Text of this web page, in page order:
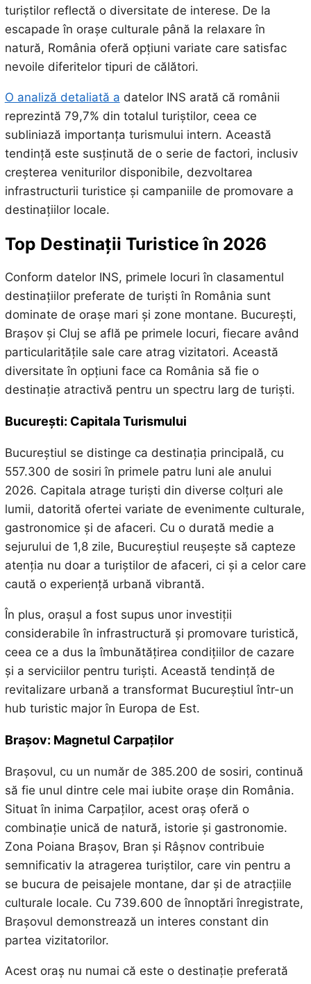
turiștilor reflectă o diversitate de interese. De la
escapade în orașe culturale până la relaxare în
natură, România oferă opțiuni variate care satisfac
nevoile diferitelor tipuri de călători.
O analiză detaliată a datelor INS arată că românii
reprezintă 79,7% din totalul turiștilor, ceea ce
subliniază importanța turismului intern. Această
tendință este susținută de o serie de factori, inclusiv
creșterea veniturilor disponibile, dezvoltarea
infrastructurii turistice și campaniile de promovare a
destinațiilor locale.
Top Destinații Turistice în 2026
Conform datelor INS, primele locuri în clasamentul
destinațiilor preferate de turiști în România sunt
dominate de orașe mari și zone montane. București,
Brașov și Cluj se află pe primele locuri, fiecare având
particularitățile sale care atrag vizitatori. Această
diversitate în opțiuni face ca România să fie o
destinație atractivă pentru un spectru larg de turiști.
București: Capitala Turismului
Bucureștiul se distinge ca destinația principală, cu
557.300 de sosiri în primele patru luni ale anului
2026. Capitala atrage turiști din diverse colțuri ale
lumii, datorită ofertei variate de evenimente culturale,
gastronomice și de afaceri. Cu o durată medie a
sejurului de 1,8 zile, Bucureștiul reușește să capteze
atenția nu doar a turiștilor de afaceri, ci și a celor care
caută o experiență urbană vibrantă.
În plus, orașul a fost supus unor investiții
considerabile în infrastructură și promovare turistică,
ceea ce a dus la îmbunătățirea condițiilor de cazare
și a serviciilor pentru turiști. Această tendință de
revitalizare urbană a transformat Bucureștiul într-un
hub turistic major în Europa de Est.
Brașov: Magnetul Carpaților
Brașovul, cu un număr de 385.200 de sosiri, continuă
să fie unul dintre cele mai iubite orașe din România.
Situat în inima Carpaților, acest oraș oferă o
combinație unică de natură, istorie și gastronomie.
Zona Poiana Brașov, Bran și Râșnov contribuie
semnificativ la atragerea turiștilor, care vin pentru a
se bucura de peisajele montane, dar și de atracțiile
culturale locale. Cu 739.600 de înnoptări înregistrate,
Brașovul demonstrează un interes constant din
partea vizitatorilor.
Acest oraș nu numai că este o destinație preferată